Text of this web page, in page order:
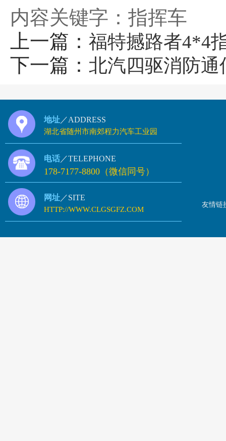
内容关键字：指挥车
上一篇： 福特撼路者4*4
下一篇： 北汽四驱消防通
地址 ／ADDRESS
湖北省随州市南郊程力汽车工业园
电话 ／TELEPHONE
178-7177-8800（微信同号）
网址 ／SITE
HTTP://WWW.CLGSGFZ.COM
友情链